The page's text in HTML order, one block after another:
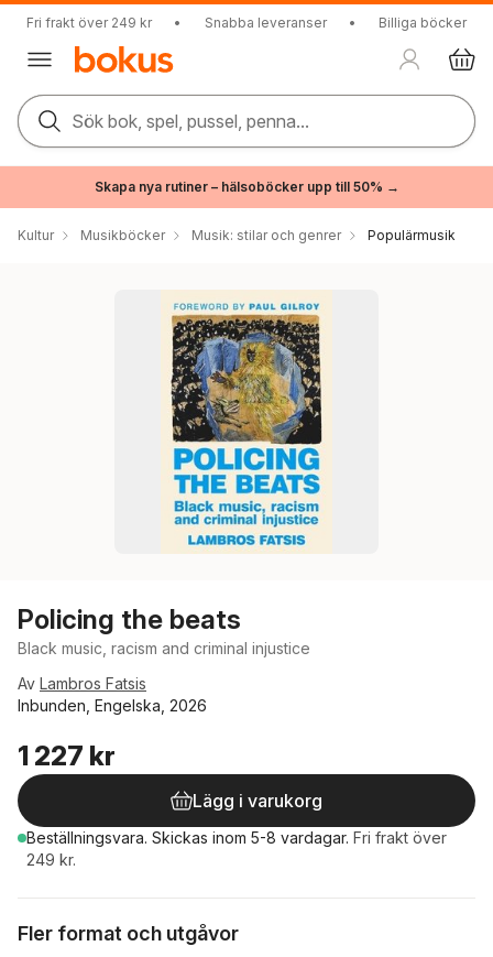
Fri frakt över 249 kr • Snabba leveranser • Billiga böcker
Sök bok, spel, pussel, penna...
Skapa nya rutiner – hälsoböcker upp till 50% →
Kultur Musikböcker Musik: stilar och genrer Populärmusik
Policing the beats
Black music, racism and criminal injustice
Av Lambros Fatsis
Inbunden, Engelska, 2026
1 227 kr
Lägg i varukorg
Beställningsvara. Skickas inom 5-8 vardagar. Fri frakt över
249 kr.
Fler format och utgåvor